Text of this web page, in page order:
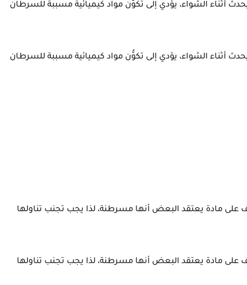
أثناء الشواء، يؤدي إلى تكوُّن مواد كيميائية مسببة للسرطان
أثناء الشواء، يؤدي إلى تكوُّن مواد كيميائية مسببة للسرطان
مادة يعتقد البعض أنها مسرطنة، لذا يجب تجنب تناولها
مادة يعتقد البعض أنها مسرطنة، لذا يجب تجنب تناولها